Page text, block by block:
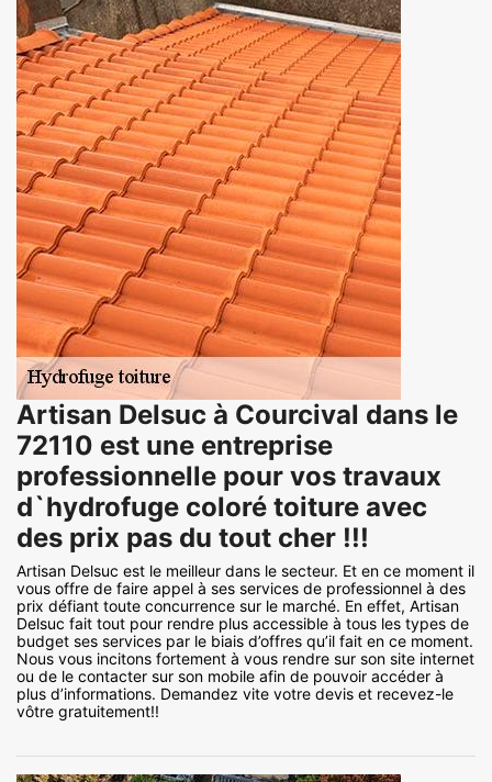
Artisan Delsuc à Courcival dans le
72110 est une entreprise
professionnelle pour vos travaux
d`hydrofuge coloré toiture avec
des prix pas du tout cher !!!
Artisan Delsuc est le meilleur dans le secteur. Et en ce moment il
vous offre de faire appel à ses services de professionnel à des
prix défiant toute concurrence sur le marché. En effet, Artisan
Delsuc fait tout pour rendre plus accessible à tous les types de
budget ses services par le biais d’offres qu’il fait en ce moment.
Nous vous incitons fortement à vous rendre sur son site internet
ou de le contacter sur son mobile afin de pouvoir accéder à
plus d’informations. Demandez vite votre devis et recevez-le
vôtre gratuitement!!